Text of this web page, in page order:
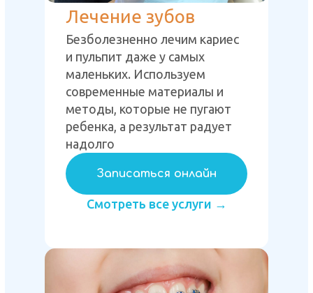
Записаться онлайн
Смотреть все услуги →
Лечение зубов
Безболезненно лечим кариес
и пульпит даже у самых
маленьких. Используем
современные материалы и
методы, которые не пугают
ребенка, а результат радует
надолго